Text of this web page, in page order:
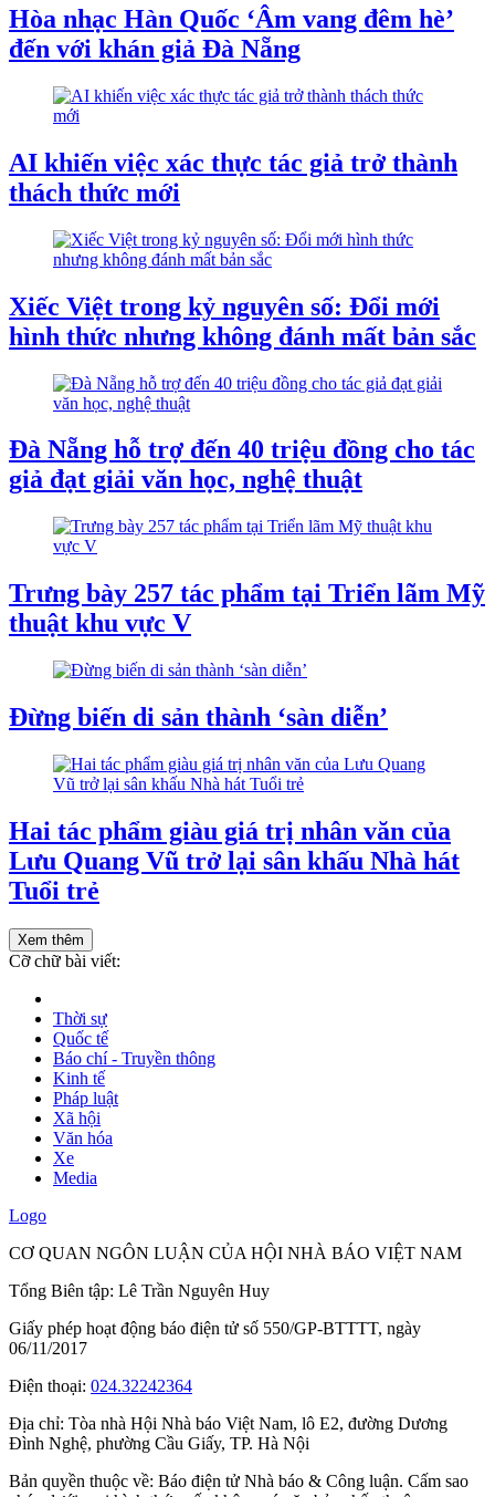
Hòa nhạc Hàn Quốc ‘Âm vang đêm hè’
đến với khán giả Đà Nẵng
AI khiến việc xác thực tác giả trở thành
thách thức mới
Xiếc Việt trong kỷ nguyên số: Đổi mới
hình thức nhưng không đánh mất bản sắc
Đà Nẵng hỗ trợ đến 40 triệu đồng cho tác
giả đạt giải văn học, nghệ thuật
Trưng bày 257 tác phẩm tại Triển lãm Mỹ
thuật khu vực V
Đừng biến di sản thành ‘sàn diễn’
Hai tác phẩm giàu giá trị nhân văn của
Lưu Quang Vũ trở lại sân khấu Nhà hát
Tuổi trẻ
Xem thêm
Cỡ chữ bài viết:
Thời sự
Quốc tế
Báo chí - Truyền thông
Kinh tế
Pháp luật
Xã hội
Văn hóa
Xe
Media
Logo
CƠ QUAN NGÔN LUẬN CỦA HỘI NHÀ BÁO VIỆT NAM
Tổng Biên tập: Lê Trần Nguyên Huy
Giấy phép hoạt động báo điện tử số 550/GP-BTTTT, ngày
06/11/2017
Điện thoại: 024.32242364
Địa chỉ: Tòa nhà Hội Nhà báo Việt Nam, lô E2, đường Dương
Đình Nghệ, phường Cầu Giấy, TP. Hà Nội
Bản quyền thuộc về: Báo điện tử Nhà báo & Công luận. Cấm sao